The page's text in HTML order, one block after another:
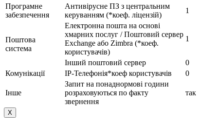
Програмне
забезпечення
Антивірусне ПЗ з центральним
керуванням (*коеф. ліцензій)
1
Поштова
система
Електронна пошта на основі
хмарних послуг / Поштовий сервер
Exchange або Zimbra (*коеф.
користувачів)
1
Інший поштовий сервер
0
Комунікації
IP-Телефонія*коеф користувачів 0
Інше
Запит на понаднормові години
розраховуються по факту
звернення
так
Х